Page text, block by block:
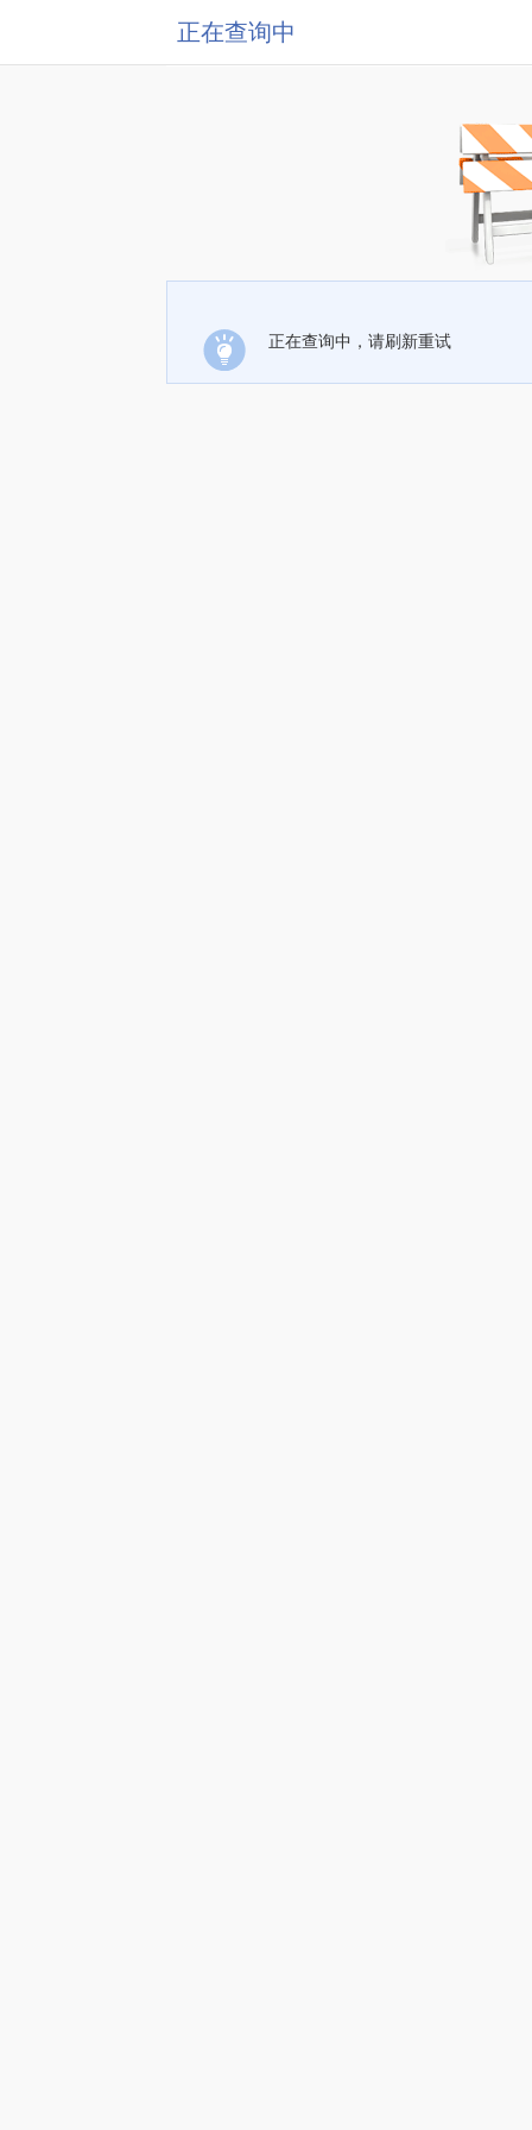
正在查询中
正在查询中，请刷新重试